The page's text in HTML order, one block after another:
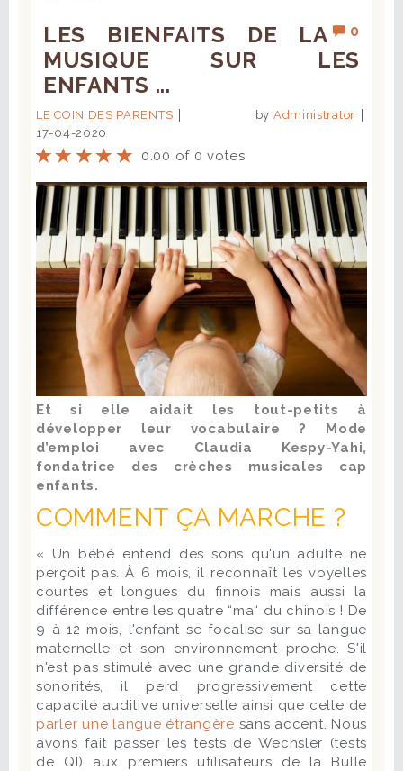
0
LES BIENFAITS DE LA
MUSIQUE SUR LES
ENFANTS ...
LE COIN DES PARENTS by Administrator
17-04-2020
0.00 of 0 votes
Et si elle aidait les tout-petits à
développer leur vocabulaire ? Mode
d’emploi avec Claudia Kespy-Yahi,
fondatrice des crèches musicales cap
enfants.
COMMENT ÇA MARCHE ?
« Un bébé entend des sons qu'un adulte ne
perçoit pas. À 6 mois, il reconnaît les voyelles
courtes et longues du finnois mais aussi la
différence entre les quatre “ma“ du chinois ! De
9 à 12 mois, l'enfant se focalise sur sa langue
maternelle et son environnement proche. S'il
n'est pas stimulé avec une grande diversité de
sonorités, il perd progressivement cette
capacité auditive universelle ainsi que celle de
parler une langue étrangère sans accent. Nous
avons fait passer les tests de Wechsler (tests
de QI) aux premiers utilisateurs de la Bulle